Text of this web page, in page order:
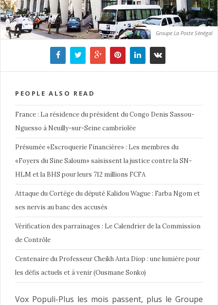
Groupe La Poste Sénégal
PEOPLE ALSO READ
France : La résidence du président du Congo Denis Sassou-
Nguesso à Neuilly-sur-Seine cambriolée
Présumée «Escroquerie Financière» : Les membres du
«Foyers du Sine Saloum» saisissent la justice contre la SN-
HLM et la BHS pour leurs 712 millions FCFA
Attaque du Cortège du député Kalidou Wague : Farba Ngom et
ses nervis au banc des accusés
Vérification des parrainages : Le Calendrier de la Commission
de Contrôle
Centenaire du Professeur Cheikh Anta Diop : une lumière pour
les défis actuels et à venir (Ousmane Sonko)
Vox Populi-Plus les mois passent, plus le Groupe